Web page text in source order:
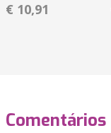
€ 10,91
Comentários